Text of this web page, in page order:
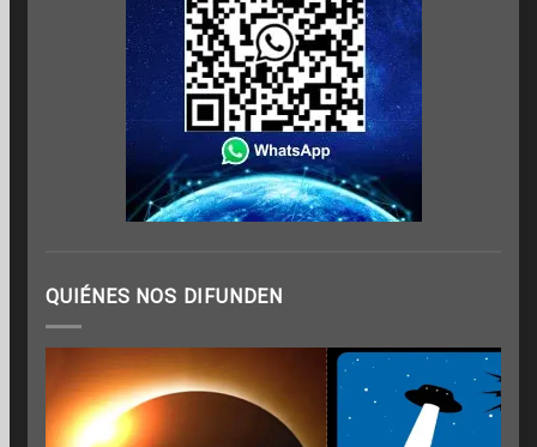
QUIÉNES NOS DIFUNDEN